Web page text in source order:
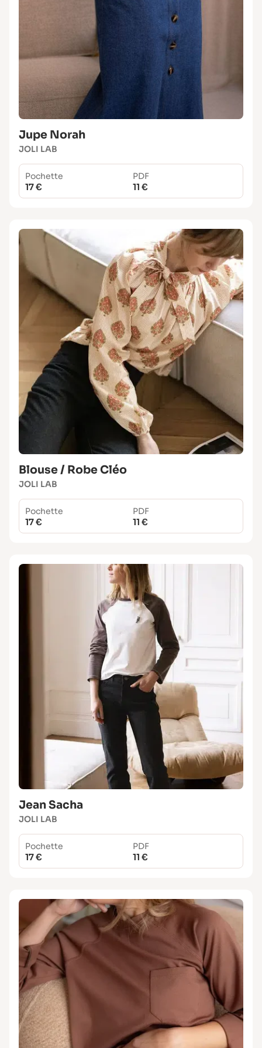
Jupe Norah
JOLI LAB
Pochette
17 €
PDF
11 €
Blouse / Robe Cléo
JOLI LAB
Pochette
17 €
PDF
11 €
Jean Sacha
JOLI LAB
Pochette
17 €
PDF
11 €